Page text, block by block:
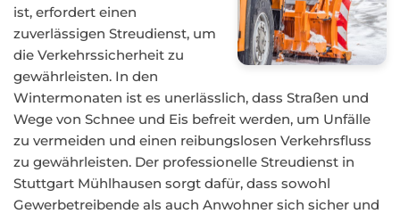
ist, erfordert einen
zuverlässigen Streudienst, um
die Verkehrssicherheit zu
gewährleisten. In den
Wintermonaten ist es unerlässlich, dass Straßen und
Wege von Schnee und Eis befreit werden, um Unfälle
zu vermeiden und einen reibungslosen Verkehrsfluss
zu gewährleisten. Der professionelle Streudienst in
Stuttgart Mühlhausen sorgt dafür, dass sowohl
Gewerbetreibende als auch Anwohner sich sicher und